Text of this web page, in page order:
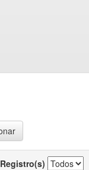
Registro(s)